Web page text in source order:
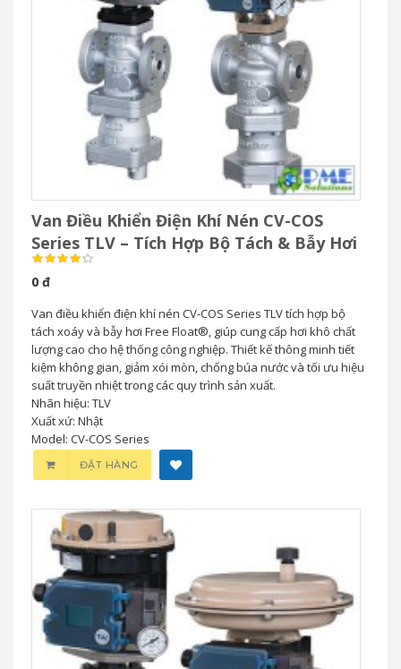
Van Điều Khiển Điện Khí Nén CV-COS
Series TLV – Tích Hợp Bộ Tách & Bẫy Hơi
0 đ
Van điều khiển điện khí nén CV-COS Series TLV tích hợp bộ
tách xoáy và bẫy hơi Free Float®, giúp cung cấp hơi khô chất
lượng cao cho hệ thống công nghiệp. Thiết kế thông minh tiết
kiệm không gian, giảm xói mòn, chống búa nước và tối ưu hiệu
suất truyền nhiệt trong các quy trình sản xuất.
Nhãn hiệu: TLV
Xuất xứ: Nhật
Model: CV-COS Series
ĐẶT HÀNG